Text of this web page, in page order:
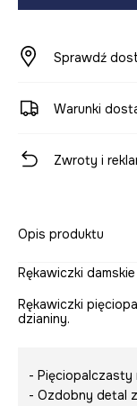
Sprawdź
Warunki
Zwroty i
Opis produktu
Rękawiczki
Rękawiczki
dzianiny.
- Pięciopalczasty
- Ozdobny detal